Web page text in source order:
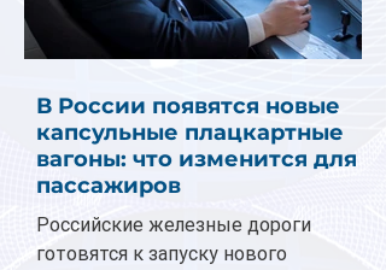
В России появятся новые
капсульные плацкартные
вагоны: что изменится для
пассажиров
Российские железные дороги
готовятся к запуску нового